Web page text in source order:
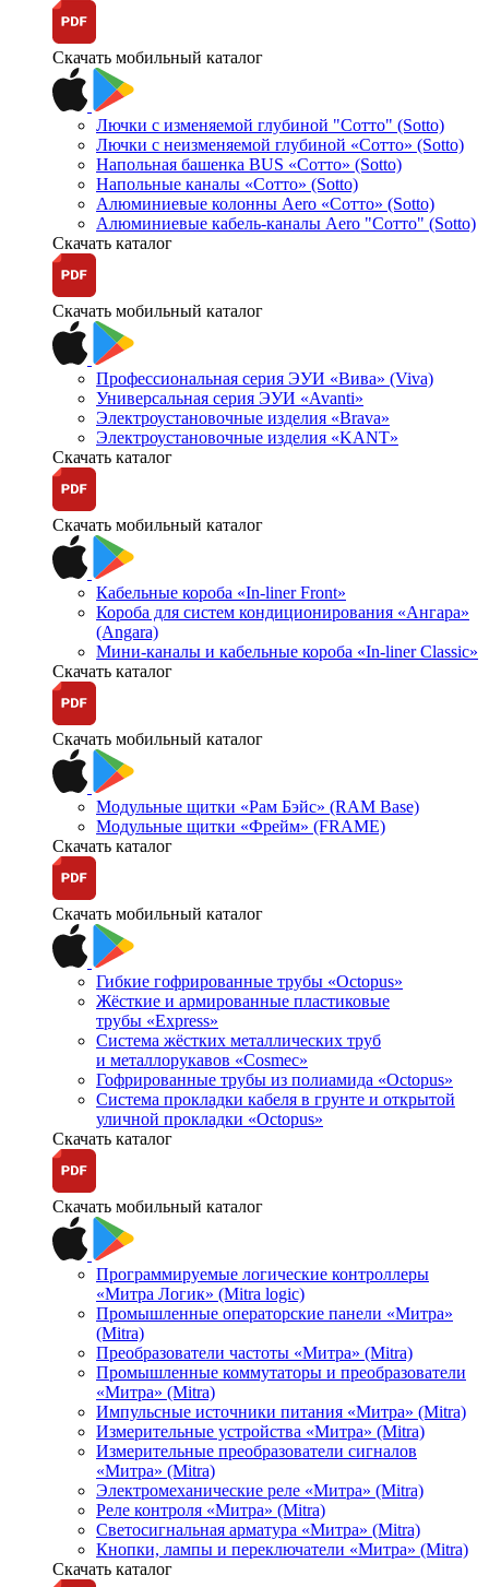
Скачать мобильный каталог
Лючки с изменяемой глубиной "Сотто" (Sotto)
Лючки с неизменяемой глубиной «Сотто» (Sotto)
Напольная башенка BUS «Сотто» (Sotto)
Напольные каналы «Сотто» (Sotto)
Алюминиевые колонны Aero «Сотто» (Sotto)
Алюминиевые кабель-каналы Aero "Сотто" (Sotto)
Скачать каталог
Скачать мобильный каталог
Профессиональная серия ЭУИ «Вива» (Viva)
Универсальная серия ЭУИ «Avanti»
Электроустановочные изделия «Brava»
Электроустановочные изделия «KANT»
Скачать каталог
Скачать мобильный каталог
Кабельные короба «In-liner Front»
Короба для систем кондиционирования «Ангара»
(Angara)
Мини-каналы и кабельные короба «In-liner Classic»
Скачать каталог
Скачать мобильный каталог
Модульные щитки «Рам Бэйс» (RAM Base)
Модульные щитки «Фрейм» (FRAME)
Скачать каталог
Скачать мобильный каталог
Гибкие гофрированные трубы «Octopus»
Жёсткие и армированные пластиковые
трубы «Express»
Система жёстких металлических труб
и металлорукавов «Cosmec»
Гофрированные трубы из полиамида «Octopus»
Система прокладки кабеля в грунте и открытой
уличной прокладки «Octopus»
Скачать каталог
Скачать мобильный каталог
Программируемые логические контроллеры
«Митра Логик» (Mitra logic)
Промышленные операторские панели «Митра»
(Mitra)
Преобразователи частоты «Митра» (Mitra)
Промышленные коммутаторы и преобразователи
«Митра» (Mitra)
Импульсные источники питания «Митра» (Mitra)
Измерительные устройства «Митра» (Mitra)
Измерительные преобразователи сигналов
«Митра» (Mitra)
Электромеханические реле «Митра» (Mitra)
Реле контроля «Митра» (Mitra)
Светосигнальная арматура «Митра» (Mitra)
Кнопки, лампы и переключатели «Митра» (Mitra)
Скачать каталог